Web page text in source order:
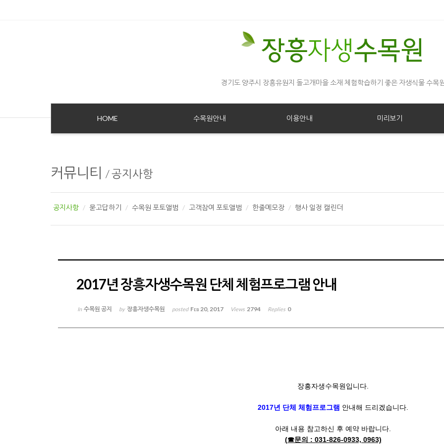
경기도 양주시 장흥유원지 돌고개마을 소재 체험학습하기 좋은 자생식물 수목
HOME 수목원안내 이용안내 미리보기
커뮤니티 /공지사항
공지사항 묻고답하기 수목원 포토앨범 고객참여 포토앨범 한줄메모장 행사 일정 캘린더
2017년 장흥자생수목원 단체 체험프로그램 안내
In 수목원 공지 by 장흥자생수목원 posted Feb 20, 2017 Views 2794 Replies 0
장흥자생수목원입니다.
2017년 단체 체험프로그램 안내해 드리겠습니다.
아래 내용 참고하신 후 예약 바랍니다.
(☎문의 : 031-826-0933, 0963)